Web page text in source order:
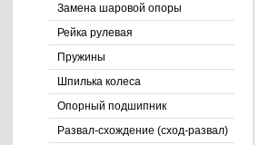
Замена шаровой опоры
Рейка рулевая
Пружины
Шпилька колеса
Опорный подшипник
Развал-схождение (сход-развал)